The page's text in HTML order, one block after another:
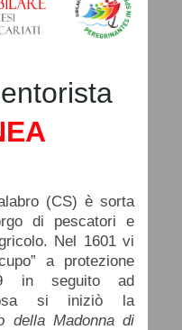
(CS) è sorta
di pescatori e
Nel 1601 vi
a protezione
in seguito ad
si iniziò la
della Madonna di